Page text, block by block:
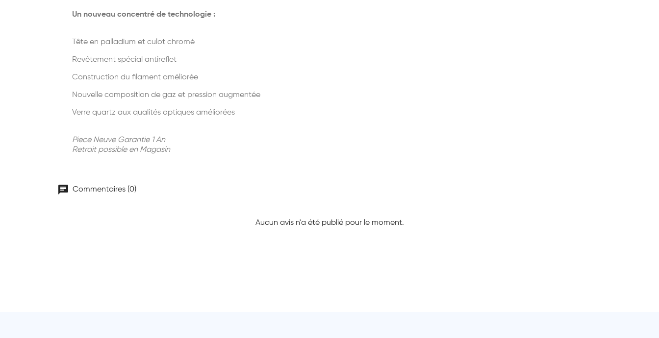
Un nouveau concentré de technologie :
Tête en palladium et culot chromé
Revêtement spécial antireflet
Construction du filament améliorée
Nouvelle composition de gaz et pression augmentée
Verre quartz aux qualités optiques améliorées
Piece Neuve Garantie 1 An
Retrait possible en Magasin
chat Commentaires (0)
Aucun avis n'a été publié pour le moment.